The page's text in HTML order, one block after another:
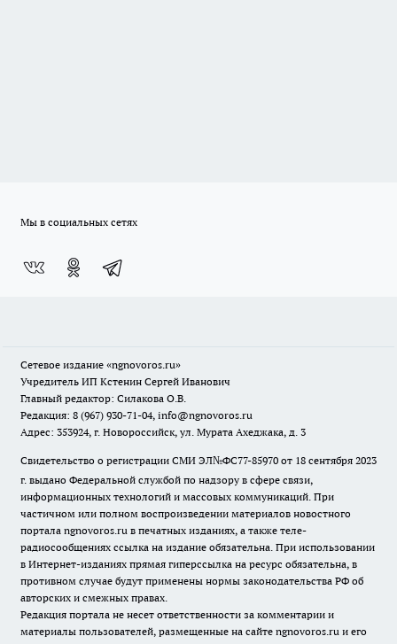
Мы в социальных сетях
Сетевое издание «ngnovoros.ru»
Учредитель ИП Кстенин Сергей Иванович
Главный редактор: Силакова О.В.
Редакция: 8 (967) 930-71-04, info@ngnovoros.ru
Адрес: 353924, г. Новороссийск, ул. Мурата Ахеджака, д. 3
Свидетельство о регистрации СМИ ЭЛ№ФС77-85970 от 18 сентября 2023
г. выдано Федеральной службой по надзору в сфере связи,
информационных технологий и массовых коммуникаций. При
частичном или полном воспроизведении материалов новостного
портала ngnovoros.ru в печатных изданиях, а также теле-
радиосообщениях ссылка на издание обязательна. При использовании
в Интернет-изданиях прямая гиперссылка на ресурс обязательна, в
противном случае будут применены нормы законодательства РФ об
авторских и смежных правах.
Редакция портала не несет ответственности за комментарии и
материалы пользователей, размещенные на сайте ngnovoros.ru и его